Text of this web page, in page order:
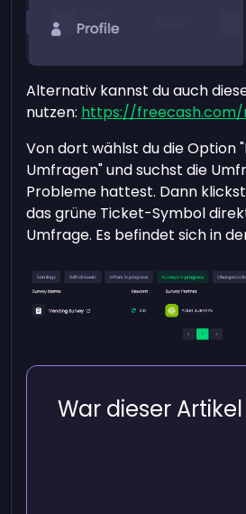
Alternativ kannst du auch
nutzen: https://
Von dort wählst du die Option
Umfragen" und suchst die
Probleme hattest. Dann
das grüne Ticket-Symbol
Umfrage. Es befindet sich in
War dieser